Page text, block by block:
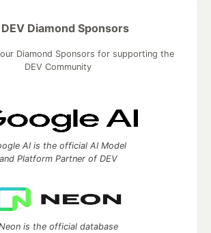
DEV Diamond Sponsors
Diamond Sponsors for supporting the
DEV Community
AI is the official AI Model
and Platform Partner of DEV
is the official database